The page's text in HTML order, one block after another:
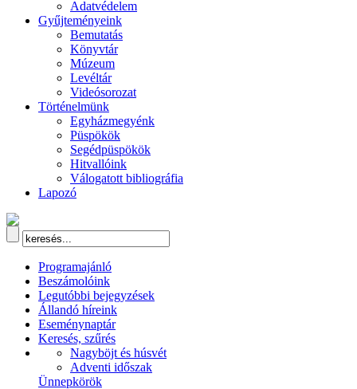
Adatvédelem
Gyűjteményeink
Bemutatás
Könyvtár
Múzeum
Levéltár
Videósorozat
Történelmünk
Egyházmegyénk
Püspökök
Segédpüspökök
Hitvallóink
Válogatott bibliográfia
Lapozó
Programajánló
Beszámolóink
Legutóbbi bejegyzések
Állandó híreink
Eseménynaptár
Keresés, szűrés
Nagyböjt és húsvét
Adventi időszak
Ünnepkörök